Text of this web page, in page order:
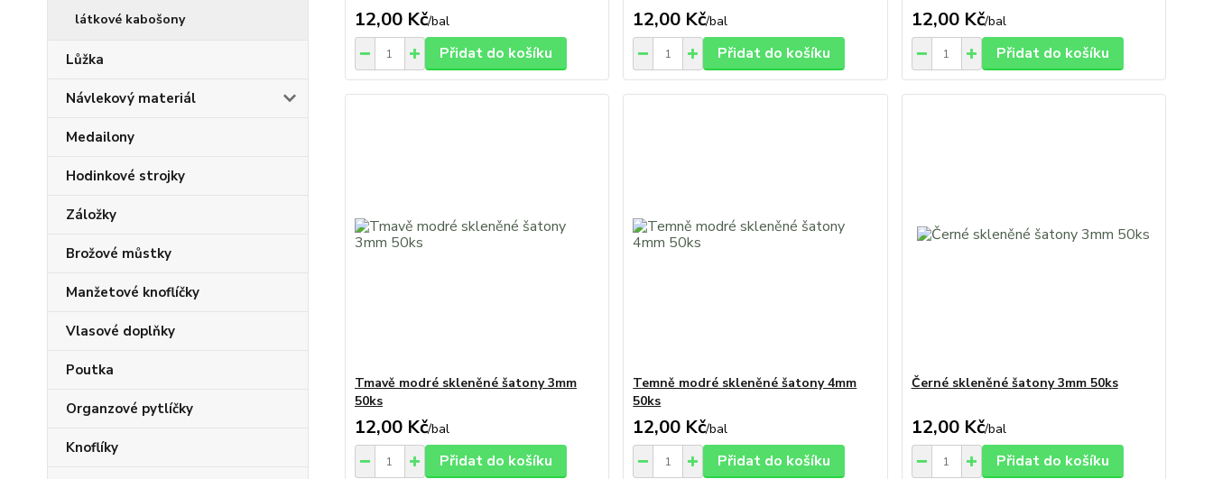
látkové kabošony
Lůžka
Návlekový materiál
Medailony
Hodinkové strojky
Záložky
Brožové můstky
Manžetové knoflíčky
Vlasové doplňky
Poutka
Organzové pytlíčky
Knoflíky
12,00 Kč/bal
Přidat do košíku
12,00 Kč/bal
Přidat do košíku
12,00 Kč/bal
Přidat do košíku
Tmavě modré skleněné šatony 3mm
50ks
12,00 Kč/bal
Přidat do košíku
Temně modré skleněné šatony 4mm
50ks
12,00 Kč/bal
Přidat do košíku
Černé skleněné šatony 3mm 50ks
12,00 Kč/bal
Přidat do košíku